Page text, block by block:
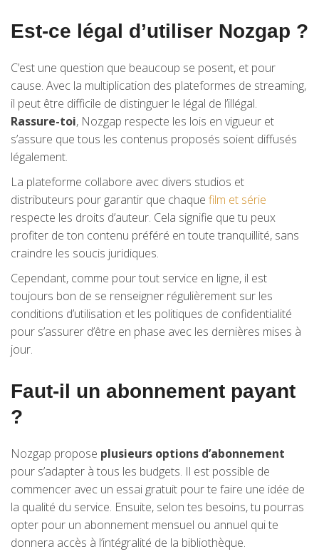
Est-ce légal d’utiliser Nozgap ?
C’est une question que beaucoup se posent, et pour
cause. Avec la multiplication des plateformes de streaming,
il peut être difficile de distinguer le légal de l’illégal.
Rassure-toi, Nozgap respecte les lois en vigueur et
s’assure que tous les contenus proposés soient diffusés
légalement.
La plateforme collabore avec divers studios et
distributeurs pour garantir que chaque film et série
respecte les droits d’auteur. Cela signifie que tu peux
profiter de ton contenu préféré en toute tranquillité, sans
craindre les soucis juridiques.
Cependant, comme pour tout service en ligne, il est
toujours bon de se renseigner régulièrement sur les
conditions d’utilisation et les politiques de confidentialité
pour s’assurer d’être en phase avec les dernières mises à
jour.
Faut-il un abonnement payant
?
Nozgap propose plusieurs options d’abonnement
pour s’adapter à tous les budgets. Il est possible de
commencer avec un essai gratuit pour te faire une idée de
la qualité du service. Ensuite, selon tes besoins, tu pourras
opter pour un abonnement mensuel ou annuel qui te
donnera accès à l’intégralité de la bibliothèque.